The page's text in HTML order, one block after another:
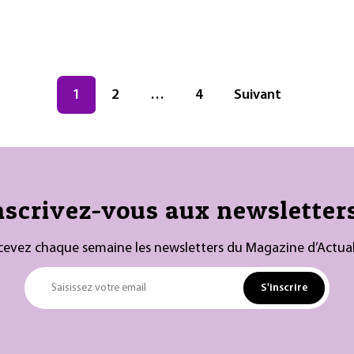
Page
1 Page
2 … Page
4 Suivant
vous aux
chaque semaine les newsletters du Magazine
Saisissez votre email S'inscrire